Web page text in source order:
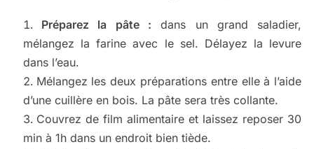
Préparez la pâte : dans un grand saladier,
mélangez la farine avec le sel. Délayez la levure
dans l’eau.
Mélangez les deux préparations entre elle à l’aide
d’une cuillère en bois. La pâte sera très collante.
Couvrez de film alimentaire et laissez reposer 30
min à 1h dans un endroit bien tiède.